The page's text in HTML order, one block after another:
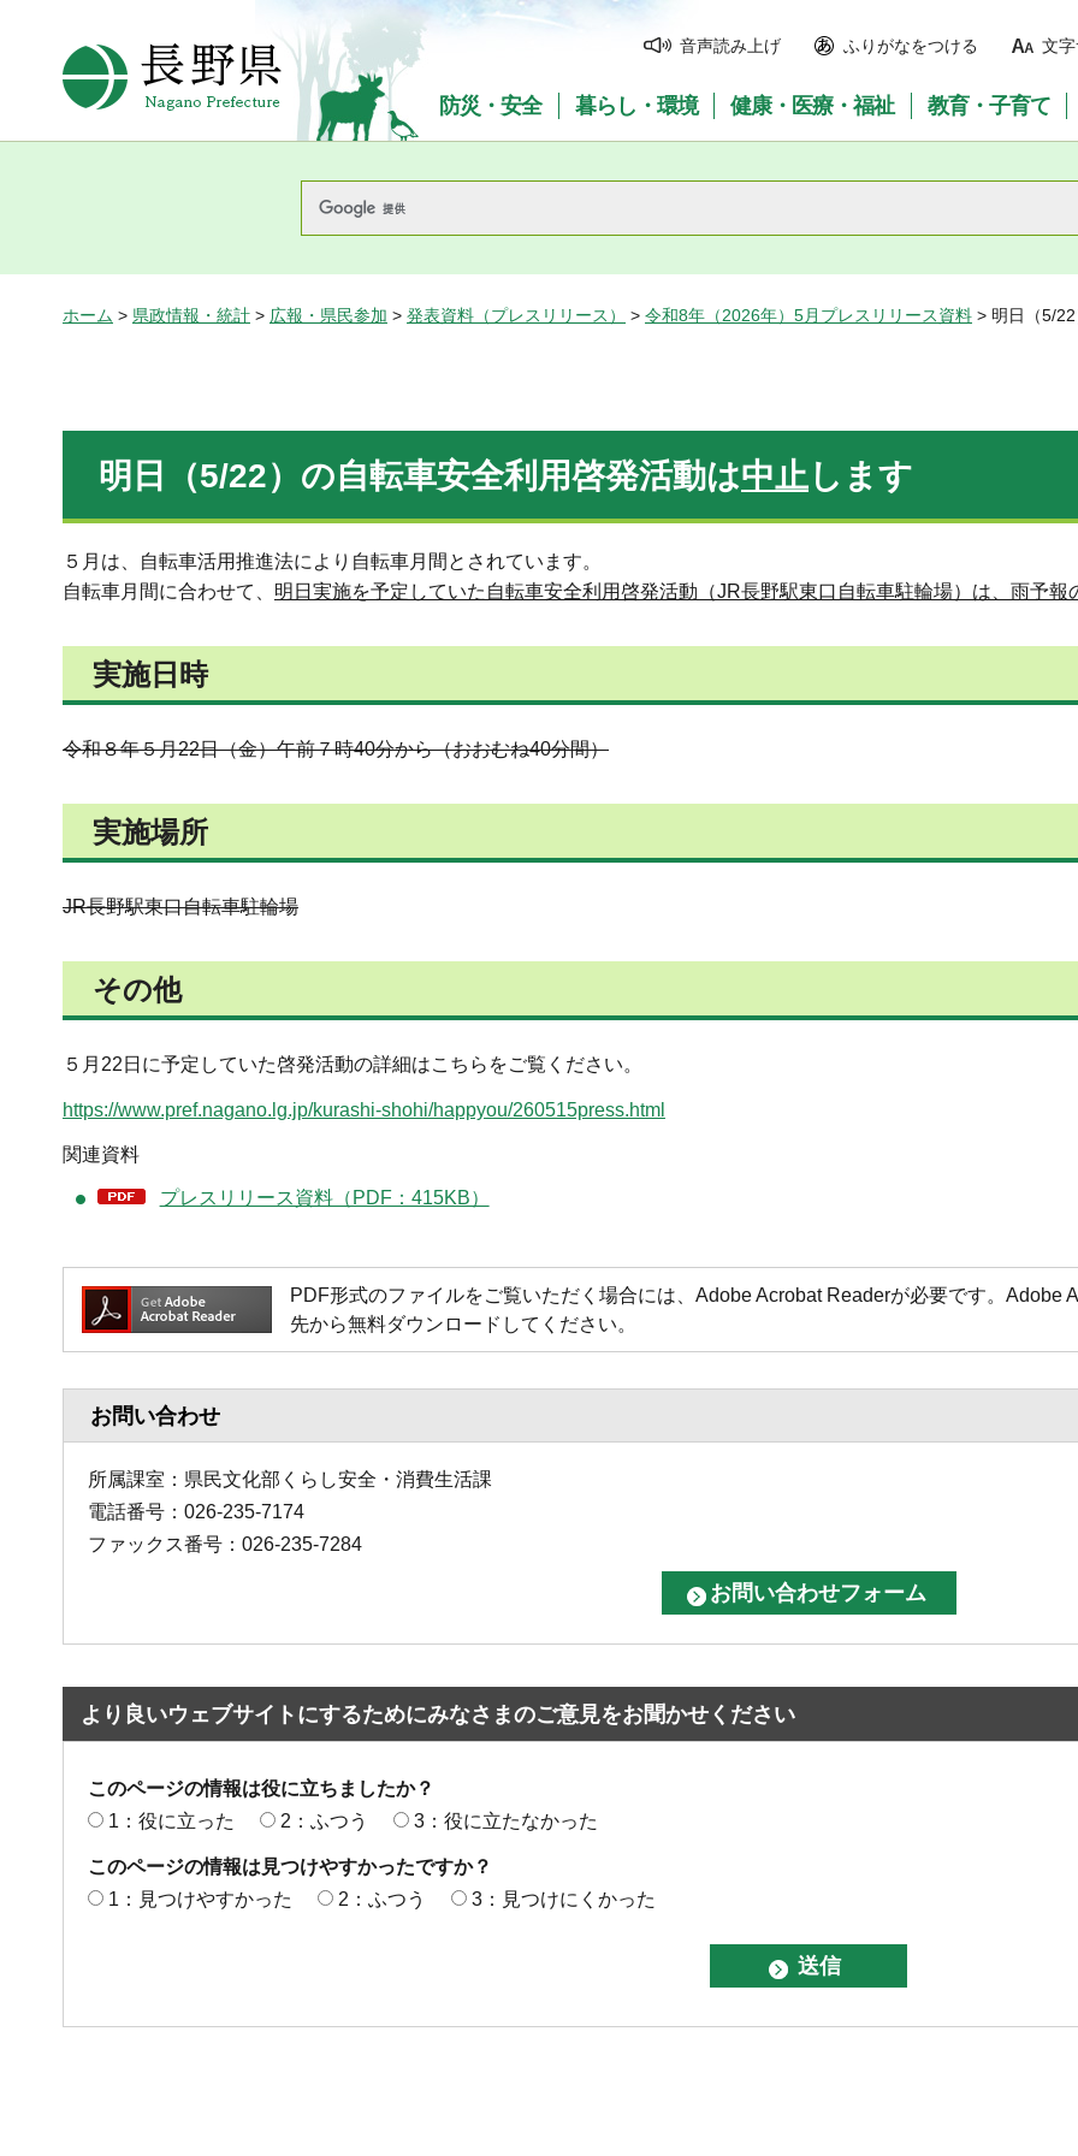
長野県Nagano Prefecture
音声読み上げ ふりがなをつける 文
防災・安全 暮らし・環境 健康・医療・福祉 教育・子育て
ホーム > 県政情報・統計 > 広報・県民参加 > 発表資料（プレスリリース） > 令和8年（2026年）5月プレスリリース資料 > 明日（5/
明日（5/22）の自転車安全利用啓発活動は中止します
５月は、自転車活用推進法により自転車月間とされています。
自転車月間に合わせて、 明日実施を予定していた自転車安全利用啓発活動（JR長野駅東口自転車駐輪場）は、雨予報
実施日時
令和８年５月22日（金）午前７時40分から（おおむね40分間）
実施場所
JR長野駅東口自転車駐輪場
その他
５月22日に予定していた啓発活動の詳細はこちらをご覧ください。
https://www.pref.nagano.lg.jp/kurashi-shohi/happyou/260515press.html
関連資料
プレスリリース資料（PDF：415KB）
PDF形式のファイルをご覧いただく場合には、Adobe Acrobat Readerが必要です。Adobe
先から無料ダウンロードしてください。
お問い合わせ
所属課室：県民文化部くらし安全・消費生活課
電話番号：026-235-7174
ファックス番号：026-235-7284
より良いウェブサイトにするためにみなさまのご意見をお聞かせください
このページの情報は役に立ちましたか？
1：役に立った
2：ふつう 3：役に立たなかった
このページの情報は見つけやすかったですか？
1：見つけやすかった
2：ふつう 3：見つけにくかった